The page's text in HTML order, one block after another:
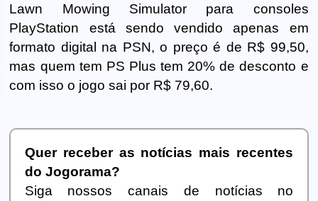
Lawn Mowing Simulator para consoles
PlayStation está sendo vendido apenas em
formato digital na PSN, o preço é de R$ 99,50,
mas quem tem PS Plus tem 20% de desconto e
com isso o jogo sai por R$ 79,60.
Quer receber as notícias mais recentes
do Jogorama?
Siga nossos canais de notícias no